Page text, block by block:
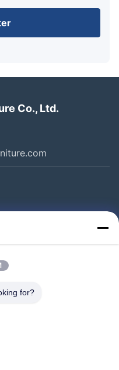
Co., Ltd.
for?